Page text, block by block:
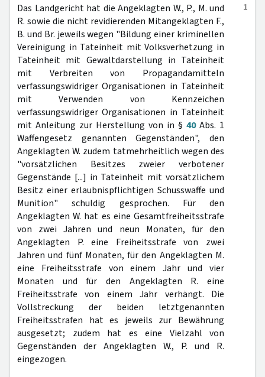
1
Das Landgericht hat die Angeklagten W., P., M. und
R. sowie die nicht revidierenden Mitangeklagten F.,
B. und Br. jeweils wegen "Bildung einer kriminellen
Vereinigung in Tateinheit mit Volksverhetzung in
Tateinheit mit Gewaltdarstellung in Tateinheit
mit Verbreiten von Propagandamitteln
verfassungswidriger Organisationen in Tateinheit
mit Verwenden von Kennzeichen
verfassungswidriger Organisationen in Tateinheit
mit Anleitung zur Herstellung von in § 40Abs. 1
Waffengesetz genannten Gegenständen", den
Angeklagten W. zudem tatmehrheitlich wegen des
"vorsätzlichen Besitzes zweier verbotener
Gegenstände [...] in Tateinheit mit vorsätzlichem
Besitz einer erlaubnispflichtigen Schusswaffe und
Munition" schuldig gesprochen. Für den
Angeklagten W. hat es eine Gesamtfreiheitsstrafe
von zwei Jahren und neun Monaten, für den
Angeklagten P. eine Freiheitsstrafe von zwei
Jahren und fünf Monaten, für den Angeklagten M.
eine Freiheitsstrafe von einem Jahr und vier
Monaten und für den Angeklagten R. eine
Freiheitsstrafe von einem Jahr verhängt. Die
Vollstreckung der beiden letztgenannten
Freiheitsstrafen hat es jeweils zur Bewährung
ausgesetzt; zudem hat es eine Vielzahl von
Gegenständen der Angeklagten W., P. und R.
eingezogen.